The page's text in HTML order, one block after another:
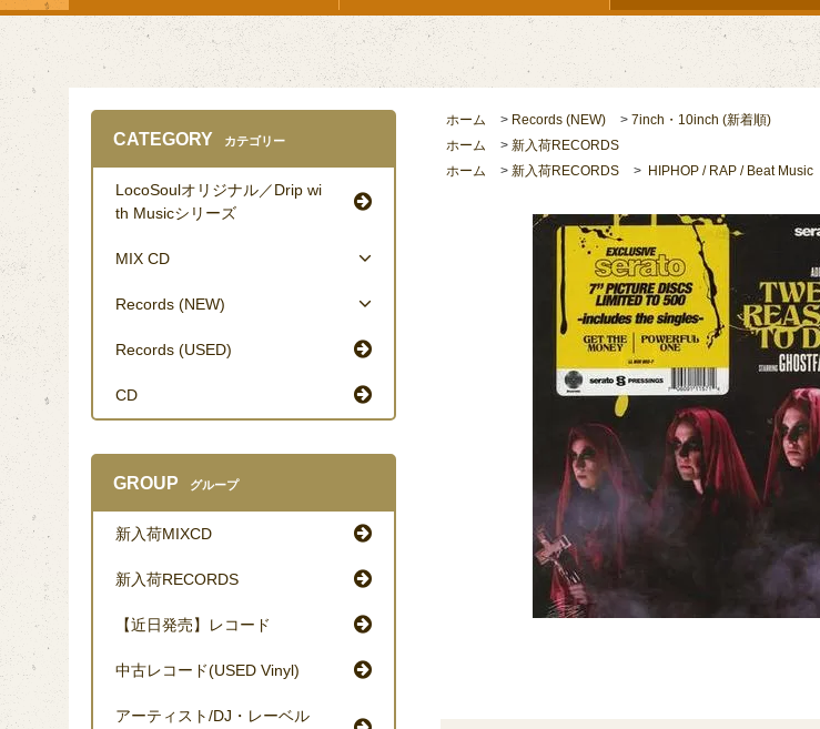
ホーム > Records (NEW) > 7inch・10inch (新着順)
ホーム
> 新入荷RECORDS
ホーム
> 新入荷RECORDS > HIPHOP / RAP / Beat Music
CATEGORY カテゴリー
LocoSoulオリジナル／Drip wi
th Musicシリーズ
MIX CD
Records (NEW)
Records (USED)
CD
GROUP グループ
新入荷MIXCD
新入荷RECORDS
【近日発売】レコード
中古レコード(USED Vinyl)
アーティスト/DJ・レーベル